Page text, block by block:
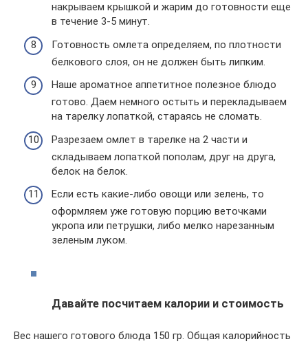
накрываем крышкой и жарим до готовности еще
в течение 3-5 минут.
Готовность омлета определяем, по плотности
белкового слоя, он не должен быть липким.
Наше ароматное аппетитное полезное блюдо
готово. Даем немного остыть и перекладываем
на тарелку лопаткой, стараясь не сломать.
Разрезаем омлет в тарелке на 2 части и
складываем лопаткой пополам, друг на друга,
белок на белок.
Если есть какие-либо овощи или зелень, то
оформляем уже готовую порцию веточками
укропа или петрушки, либо мелко нарезанным
зеленым луком.
Давайте посчитаем калории и стоимость
Вес нашего готового блюда 150 гр. Общая калорийность